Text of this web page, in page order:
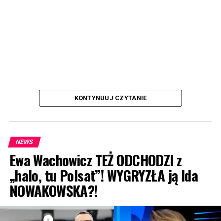
KONTYNUUJ CZYTANIE
NEWS
Ewa Wachowicz TEŻ ODCHODZI z
„halo, tu Polsat”! WYGRYZŁA ją Ida
NOWAKOWSKA?!